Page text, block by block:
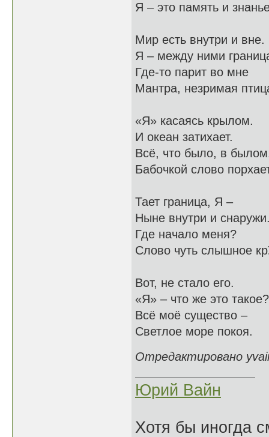
Я – это память и
Мир есть внутри и вне.
Я – между ними
Где-то парит во мне
Мантра, незримая
«Я» касаясь крылом.
И океан затихает.
Всё, что было, в
Бабочкой слово
Тает граница, Я –
Ныне внутри и
Где начало меня?
Слово чуть слышное
Вот, не стало его.
«Я» – что же это такое?
Всё моё существо –
Светлое море покоя.
Отредактировано
Юрий Вайн
Хотя бы иногда